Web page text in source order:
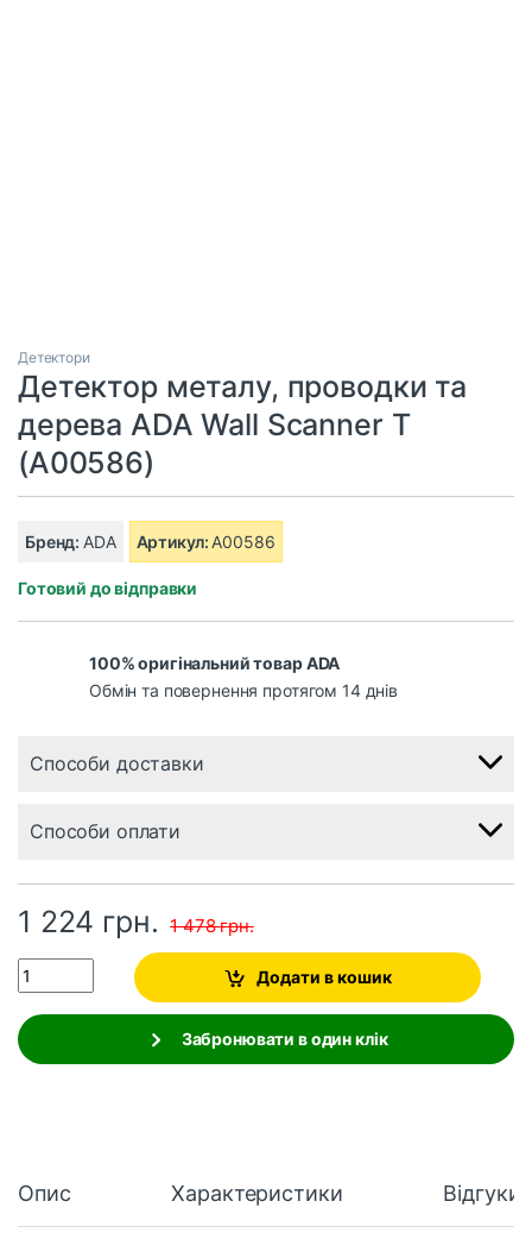
Детектори
Детектор металу, проводки та
дерева ADA Wall Scanner T
(A00586)
Бренд: ADA Артикул: A00586
Готовий до відправки
100% оригінальний товар ADA
Обмін та повернення протягом 14 днів
Способи доставки
Способи оплати
1 224 грн. 1 478грн.
Quantity
Додати в кошик
Забронювати в один клік
Опис Характеристики Відгуки